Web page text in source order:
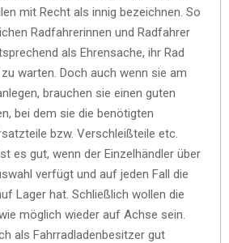
mit Recht als innig bezeichnen. So
Radfahrerinnen und Radfahrer
als Ehrensache, ihr Rad
warten. Doch auch wenn sie am
brauchen sie einen guten
bei dem sie die benötigten
bzw. Verschleißteile etc.
es gut, wenn der Einzelhändler über
verfügt und auf jeden Fall die
Lager hat. Schließlich wollen die
möglich wieder auf Achse sein.
als Fahrradladenbesitzer gut